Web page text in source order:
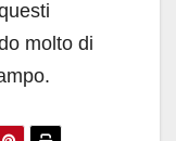
molto di